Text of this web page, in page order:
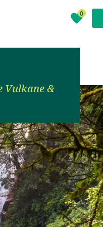
Vulkane &